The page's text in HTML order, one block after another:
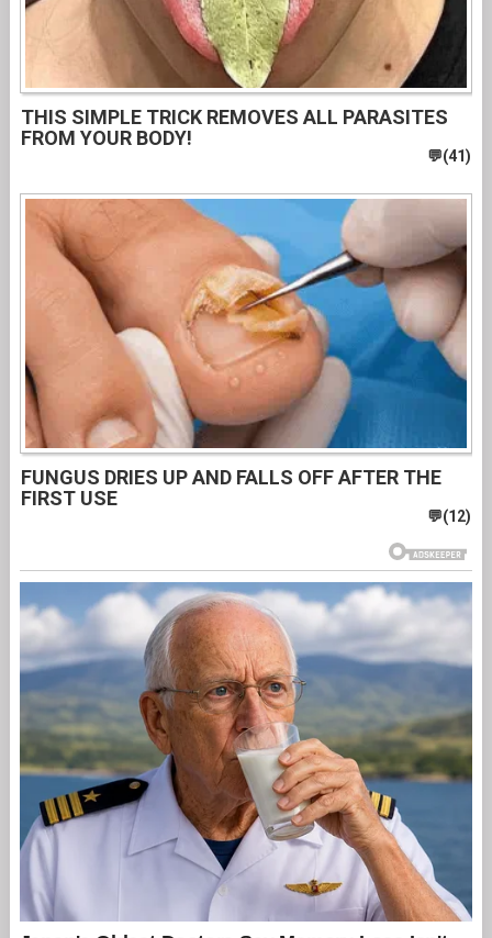
THIS SIMPLE TRICK REMOVES ALL PARASITES
FROM YOUR BODY!
FUNGUS DRIES UP AND FALLS OFF AFTER THE
FIRST USE